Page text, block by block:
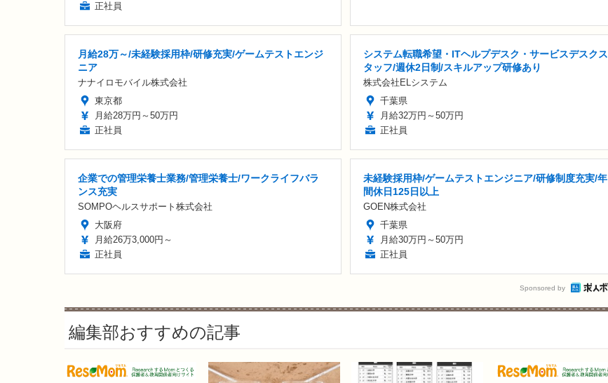
正社員
月給28万～/未経験採用枠/研修充実/ゲームテストエンジ
ニア
ナナイロモバイル株式会社
東京都
月給28万円～50万円
正社員
システム転職希望・ITヘルプデスク・サービスデスクス
タッフ/週休2日制/スキルアップ研修あり
株式会社ELシステム
千葉県
月給32万円～50万円
正社員
企業での管理栄養士業務/管理栄養士/ワークライフバラ
ンス充実
SOMPOヘルスサポート株式会社
大阪府
月給26万3,000円～
正社員
未経験採用枠/ゲームテストエンジニア/研修制度充実/年
間休日125日以上
GOEN株式会社
千葉県
月給30万円～50万円
正社員
Sponsored by
編集部おすすめの記事